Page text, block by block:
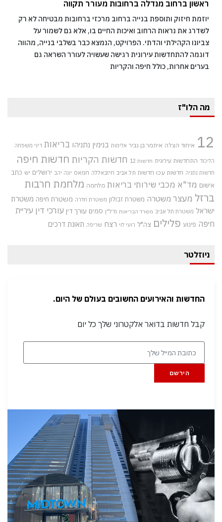
ראשון ברחוב מנדלה ברחובות מעורר תקווה
יוזמת חיזוק ותוספת בנייה ברחוב מרכזי ברחובות מבטיחה לא רק
לשדרג את נראות הרחוב ואיכות החיים בו, אלא גם לשמור על
צביונו הקהילתי והדתי. הפרויקט, הנמצא כבר בשלבי בנייה, מהווה
דוגמה להתחדשות עירונית רגישה שעשויה לעורר השראה גם
בערים אחרות, כולל חיפה והקריות
מה הלו"ז
12 איחוד הצלה איתמר בן גביר אלימות בנימין נתניהו בריאות דיני משפחה
הליכוד התחדשות עירונית חדשות 12 חדשות הקריות חדשות חיפה
חדשות נתניה חדשות עכו חדשות תל אביב חיזבאללה חמאס יונה יהב ירושלים יש כתב
אישום מד"א מכבי שירותי בריאות מלחמה מלחמת חרבות
ברזל מעצר משטרה משטרת זבולון משטרת חדרה משטרת חיפה משטרת
ישראל משטרת תל אביב משרד הבריאות נדל"ן סמים עורך דין עורכי דין עיריית
חיפה פיגוע פלילים צה"ל רועי לוי רצח שריפה תאונת דרכים
ניוזלטר
החדשות והאירועים החשובים בעולם של היום.
קבל חדשות בדואר אלקטרוני שלך כל יום
הירשם